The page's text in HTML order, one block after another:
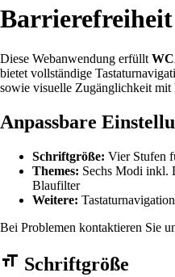
Barrierefreiheit
Diese Webanwendung erfüllt
bietet vollständige
sowie visuelle Zugänglichkeit mit
Anpassbare
Schriftgröße: Vier Stufen
Themes: Sechs Modi inkl.
Blaufilter
Weitere:
Bei Problemen kontaktieren Sie
Barrierefreiheit
Schriftgröße